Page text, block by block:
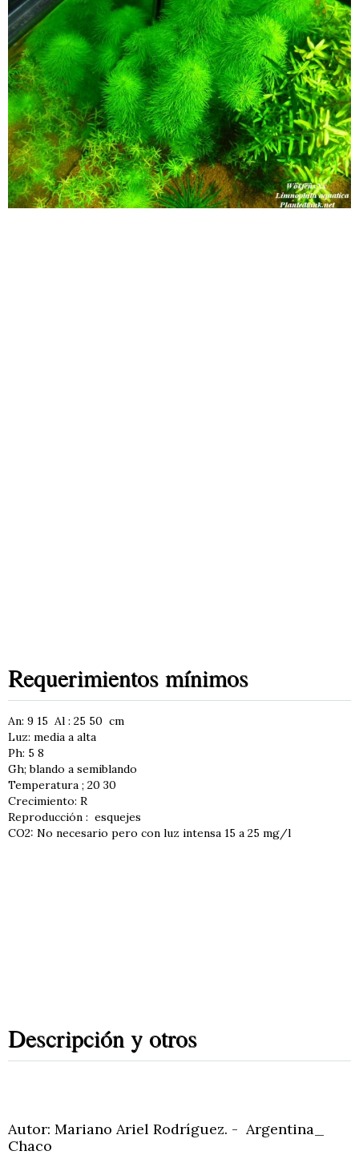
Requerimientos mínimos
An: 9 15 Al : 25 50 cm
Luz: media a alta
Ph: 5 8
Gh; blando a semiblando
Temperatura ; 20 30
Crecimiento: R
Reproducción : esquejes
CO2: No necesario pero con luz intensa 15 a 25 mg/l
Descripción y otros
Autor: Mariano Ariel Rodríguez. - Argentina_
Chaco